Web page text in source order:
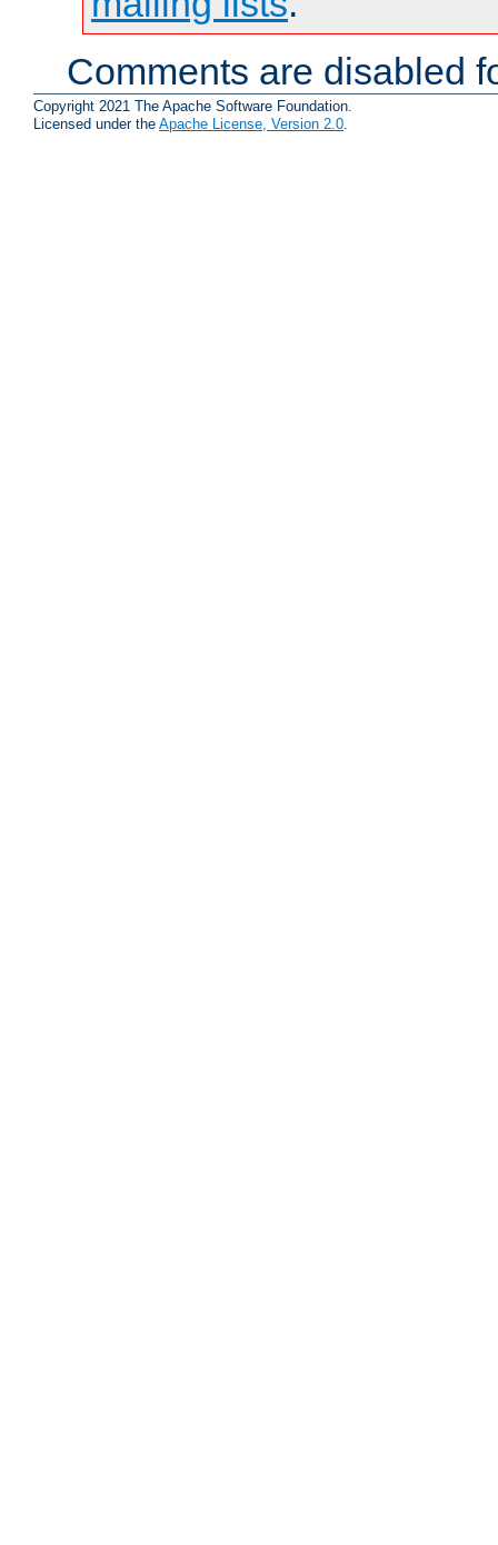
Comments are disabled
Copyright 2021 The Apache Software Foundation.
Licensed under the Apache License, Version 2.0